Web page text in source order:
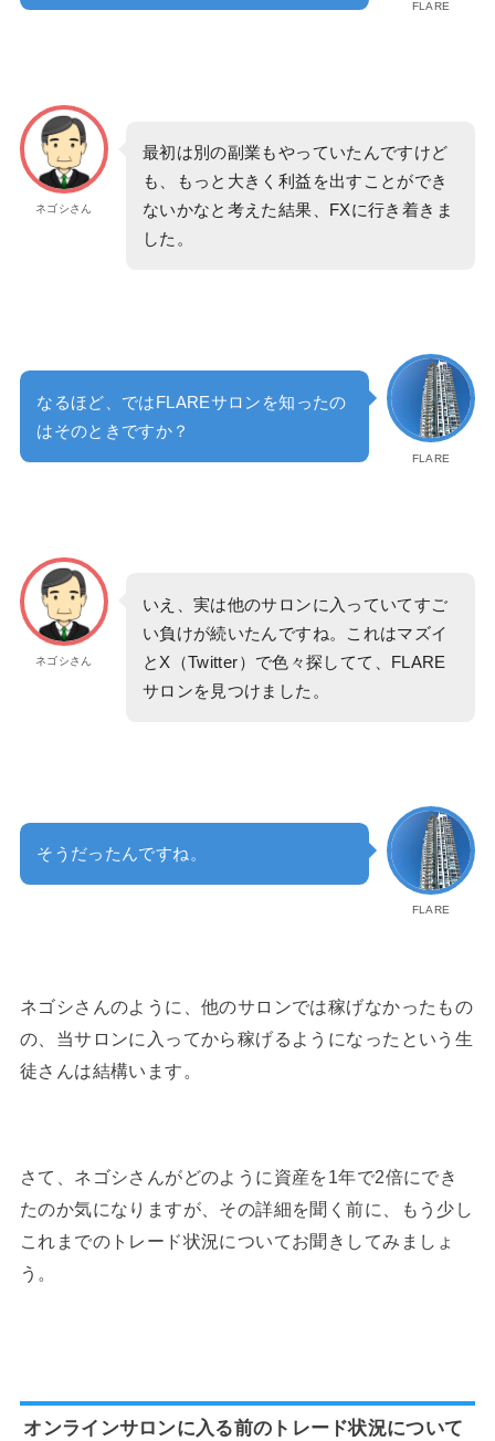
FLARE
ネゴシさん
最初は別の副業もやっていたんですけど
も、もっと大きく利益を出すことができ
ないかなと考えた結果、FXに行き着きま
した。
FLARE
なるほど、ではFLAREサロンを知ったの
はそのときですか？
ネゴシさん
いえ、実は他のサロンに入っていてすご
い負けが続いたんですね。これはマズイ
とX（Twitter）で色々探してて、FLARE
サロンを見つけました。
FLARE
そうだったんですね。
ネゴシさんのように、他のサロンでは稼げなかったもの
の、当サロンに入ってから稼げるようになったという生
徒さんは結構います。
さて、ネゴシさんがどのように資産を1年で2倍にでき
たのか気になりますが、その詳細を聞く前に、もう少し
これまでのトレード状況についてお聞きしてみましょ
う。
オンラインサロンに入る前のトレード状況について